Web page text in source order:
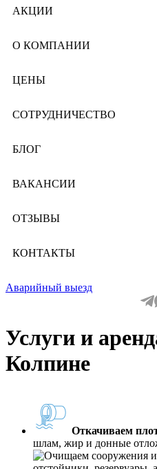
АКЦИИ
О КОМПАНИИ
ЦЕНЫ
СОТРУДНИЧЕСТВО
БЛОГ
ВАКАНСИИ
ОТЗЫВЫ
КОНТАКТЫ
Аварийный выезд
Услуги и
Колпине
Откачиваем
шлам, жир и донные